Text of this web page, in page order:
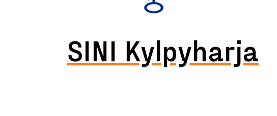
SINI Kylpyharja